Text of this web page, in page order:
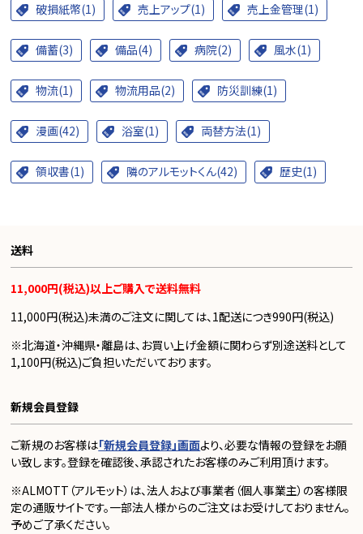
破損紙幣(1) 売上アップ(1) 売上金管理(1)
備蓄(3) 備品(4) 病院(2) 風水(1)
物流(1) 物流用品(2) 防災訓練(1)
漫画(42) 浴室(1) 両替方法(1)
領収書(1) 隣のアルモットくん(42) 歴史(1)
送料
11,000円(税込)以上ご購入で送料無料
11,000円(税込)未満のご注文に関しては、1配送につき990円(税込)
※北海道・沖縄県・離島は、お買い上げ金額に関わらず別途送料として
1,100円(税込)ご負担いただいております。
新規会員登録
ご新規のお客様は「新規会員登録」画面より、必要な情報の登録をお願
い致します。登録を確認後、承認されたお客様のみご利用頂けます。
※ALMOTT（アルモット）は、法人および事業者（個人事業主）の客様限
定の通販サイトです。一部法人様からのご注文はお受けしておりません。
予めご了承ください。